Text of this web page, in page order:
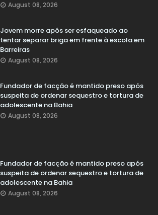
August 08, 2026
Jovem morre após ser esfaqueado ao
tentar separar briga em frente à escola em
Barreiras
August 08, 2026
Fundador de facção é mantido preso após
suspeita de ordenar sequestro e tortura de
adolescente na Bahia
August 08, 2026
Fundador de facção é mantido preso após
suspeita de ordenar sequestro e tortura de
adolescente na Bahia
August 08, 2026